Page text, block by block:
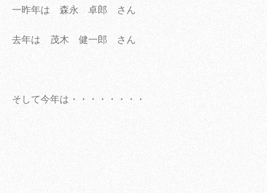
一昨年は 森永 卓郎 さん
去年は 茂木 健一郎 さん
そして今年は・・・・・・・・